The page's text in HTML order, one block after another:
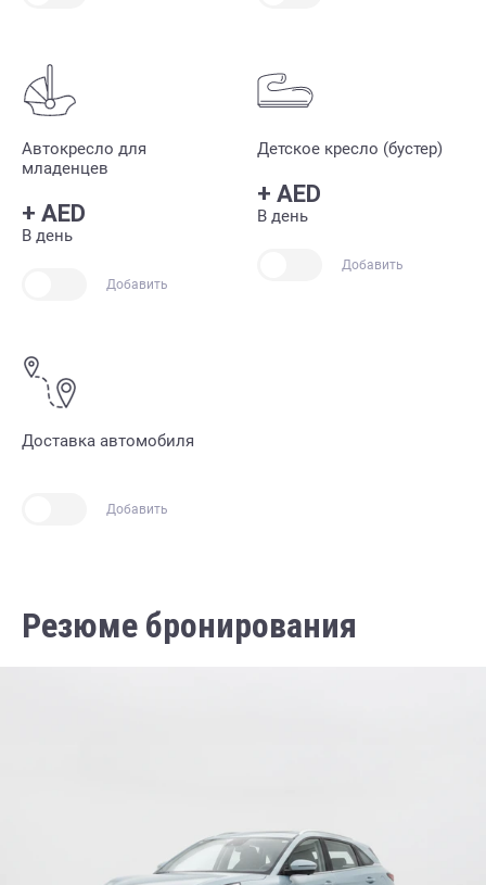
Автокресло для
младенцев
+ AED
В день
Добавить
Детское кресло (бустер)
+ AED
В день
Добавить
Доставка автомобиля
Добавить
Резюме бронирования